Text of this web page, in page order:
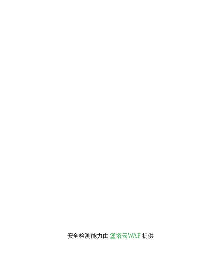
安全检测能力由 堡塔云WAF 提供